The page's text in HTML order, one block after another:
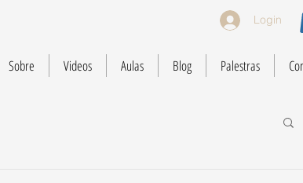
Login
Sobre Videos Aulas Blog Palestras